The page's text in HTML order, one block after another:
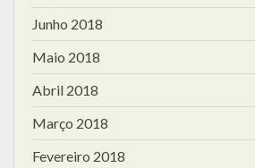
Junho 2018
Maio 2018
Abril 2018
Março 2018
Fevereiro 2018